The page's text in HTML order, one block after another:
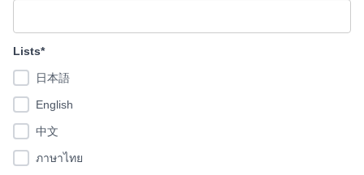
Lists*
日本語
English
中文
ภาษาไทย